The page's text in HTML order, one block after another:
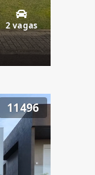
2 vagas
11496